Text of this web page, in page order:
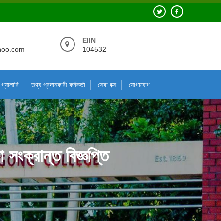
EIIN
104532
গ্যালারি তথ্য প্রদানকারী কর্মকর্তা সেবা বক্স যোগাযোগ
সংক্রান্ত বিজ্ঞপ্তি